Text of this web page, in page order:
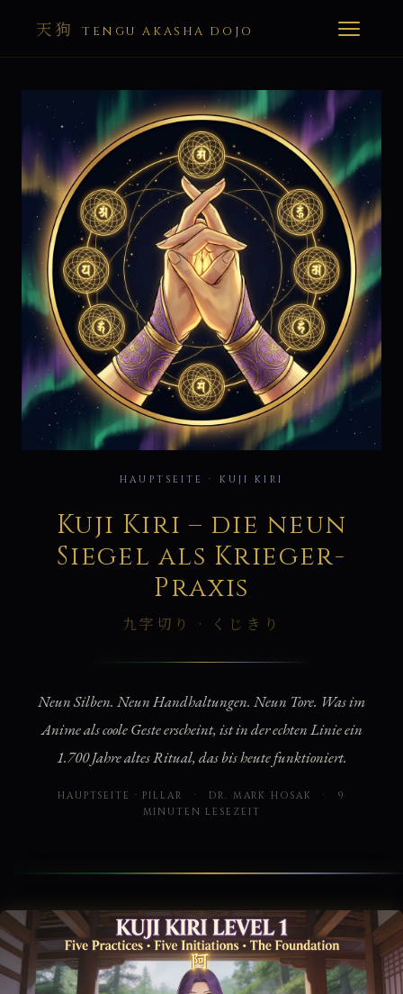
天狗 TENGU AKASHA DOJO
九
HAUPTSEITE · KUJI KIRI
Kuji Kiri – die neun
Siegel als Krieger-
Praxis
九字切り · くじきり
Neun Silben. Neun Handhaltungen. Neun Tore. Was im
Anime als coole Geste erscheint, ist in der echten Linie ein
1.700 Jahre altes Ritual, das bis heute funktioniert.
HAUPTSEITE · PILLAR · DR. MARK HOSAK ·
9
MINUTEN LESEZEIT